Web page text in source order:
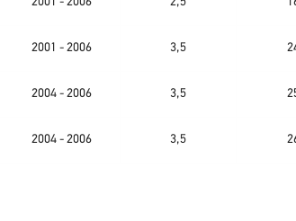
2001 - 2006 3,5
2004 - 2006 3,5
2004 - 2006 3,5